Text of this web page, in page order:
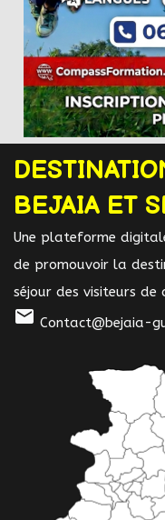
BEJAIA ET
Une plateforme
de promouvoir la
séjour des visiteurs de
mail Contact@bejaia-